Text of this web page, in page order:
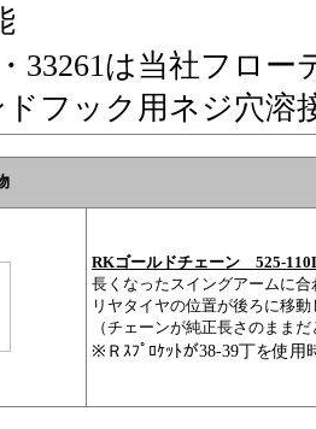
33261は当社フロ
ドフック用ネジ穴
RKゴールドチェーン 525-
長くなったスイングアームに
リヤタイヤの位置が後ろに移
（チェーンが純正長さのまま
※Ｒｽﾌﾟﾛｹｯﾄが38-39丁を使用